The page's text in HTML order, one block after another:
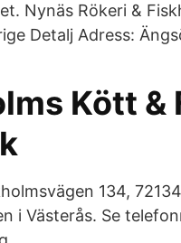
Nynäs Rökeri &
Detalj Adress:
Kött &
134,
i Västerås. Se